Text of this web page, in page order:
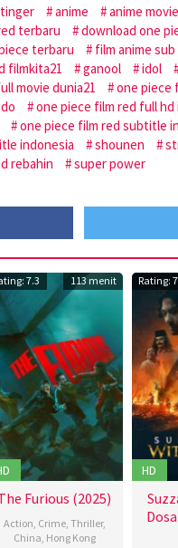
anime anime
terbaru
download one
terbaru film anime sub
filmkita21
ganool idol
movie dunia21
one piece
one piece film red full hd
one piece film red subtitle
indonesia
shounen
rebahin
super power
7.3 113 menit
Furious (2025)
Action, Crime, Thriller,
China, Hong Kong
Rating:
HD